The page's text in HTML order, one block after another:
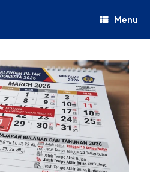
Menu